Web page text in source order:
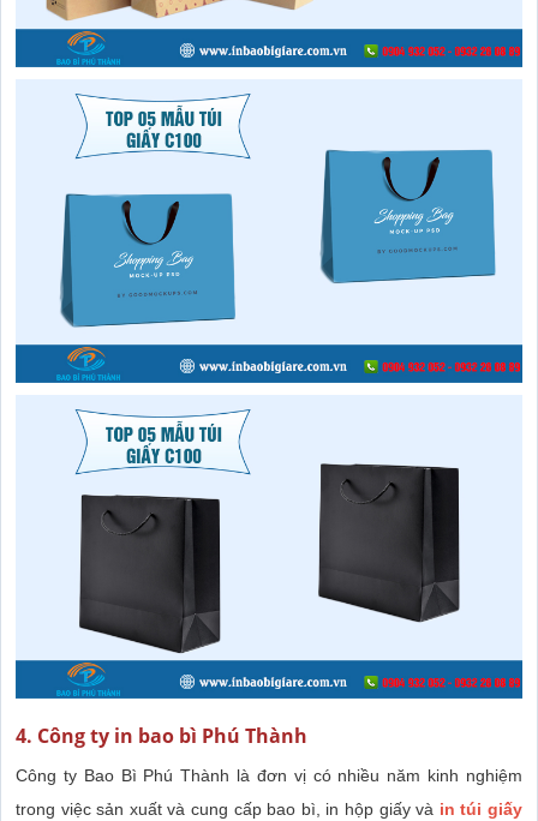
4. Công ty in bao bì Phú Thành
Công ty Bao Bì Phú Thành là đơn vị có nhiều năm kinh nghiệm
trong việc sản xuất và cung cấp bao bì, in hộp giấy và in túi giấy